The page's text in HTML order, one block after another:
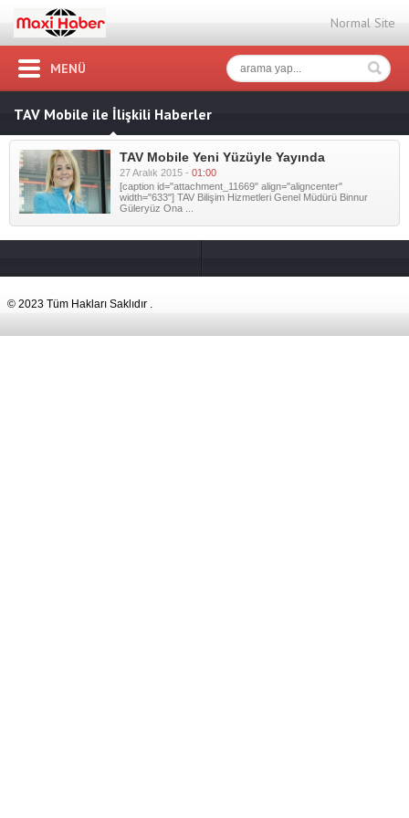
Normal Site
MENÜ
TAV Mobile ile İlişkili Haberler
TAV Mobile Yeni Yüzüyle Yayında
27 Aralık 2015 - 01:00
[caption id="attachment_11669" align="aligncenter"
width="633"] TAV Bilişim Hizmetleri Genel Müdürü Binnur
Güleryüz Ona ...
© 2023 Tüm Hakları Saklıdır .